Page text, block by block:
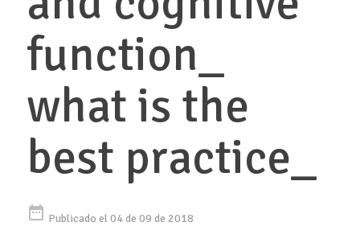
function_
what is the
best practice_
date_range Publicado el 04 de 09 de 2018